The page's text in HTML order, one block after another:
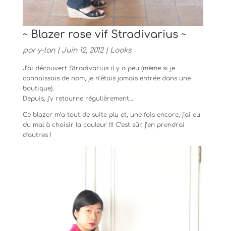
~ Blazer rose vif Stradivarius ~
par y-lan| Juin 12, 2012| Looks
J’ai découvert Stradivarius il y a peu (même si je
connaissais de nom, je n’étais jamais entrée dans une
boutique).
Depuis, j’y retourne régulièrement…
Ce blazer m’a tout de suite plu et, une fois encore, j’ai eu
du mal à choisir la couleur !!! C’est sûr, j’en prendrai
d’autres !